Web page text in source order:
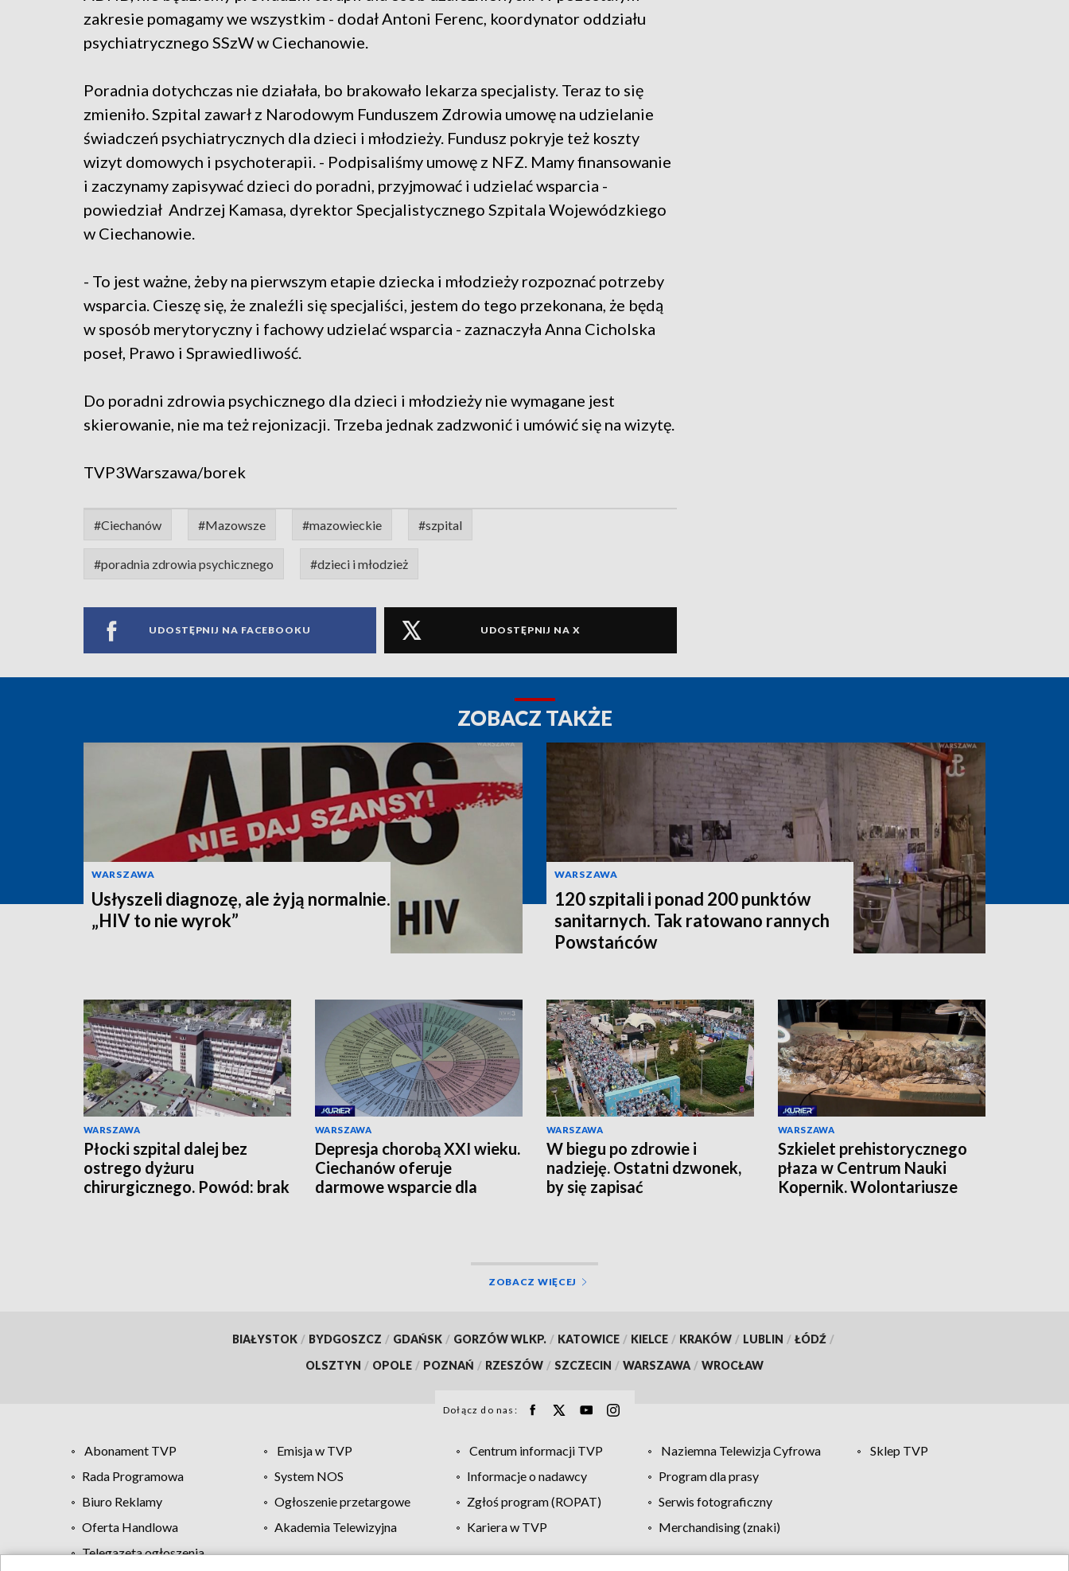
zakresie pomagamy we wszystkim - dodał Antoni Ferenc, koordynator oddziału
psychiatrycznego SSzW w Ciechanowie.
Poradnia dotychczas nie działała, bo brakowało lekarza specjalisty. Teraz to się
zmieniło. Szpital zawarł z Narodowym Funduszem Zdrowia umowę na udzielanie
świadczeń psychiatrycznych dla dzieci i młodzieży. Fundusz pokryje też koszty
wizyt domowych i psychoterapii. - Podpisaliśmy umowę z NFZ. Mamy finansowanie
i zaczynamy zapisywać dzieci do poradni, przyjmować i udzielać wsparcia -
powiedział Andrzej Kamasa, dyrektor Specjalistycznego Szpitala Wojewódzkiego
w Ciechanowie.
- To jest ważne, żeby na pierwszym etapie dziecka i młodzieży rozpoznać potrzeby
wsparcia. Cieszę się, że znaleźli się specjaliści, jestem do tego przekonana, że będą
w sposób merytoryczny i fachowy udzielać wsparcia - zaznaczyła Anna Cicholska
poseł, Prawo i Sprawiedliwość.
Do poradni zdrowia psychicznego dla dzieci i młodzieży nie wymagane jest
skierowanie, nie ma też rejonizacji. Trzeba jednak zadzwonić i umówić się na wizytę.
TVP3Warszawa/borek
#Ciechanów #Mazowsze #mazowieckie #szpital
#poradnia zdrowia psychicznego #dzieci i młodzież
UDOSTĘPNIJ NA FACEBOOKU UDOSTĘPNIJ NA X
ZOBACZ TAKŻE
WARSZAWA
Usłyszeli diagnozę, ale żyją normalnie.
„HIV to nie wyrok”
WARSZAWA
120 szpitali i ponad 200 punktów
sanitarnych. Tak ratowano rannych
Powstańców
WARSZAWA
Płocki szpital dalej bez
ostrego dyżuru
chirurgicznego. Powód: brak
WARSZAWA
Depresja chorobą XXI wieku.
Ciechanów oferuje
darmowe wsparcie dla
WARSZAWA
W biegu po zdrowie i
nadzieję. Ostatni dzwonek,
by się zapisać
WARSZAWA
Szkielet prehistorycznego
płaza w Centrum Nauki
Kopernik. Wolontariusze
ZOBACZ WIĘCEJ
BIAŁYSTOK / BYDGOSZCZ / GDAŃSK / GORZÓW WLKP. / KATOWICE / KIELCE / KRAKÓW / LUBLIN / ŁÓDŹ /
OLSZTYN / OPOLE / POZNAŃ / RZESZÓW / SZCZECIN / WARSZAWA / WROCŁAW
Dołącz do nas:
Abonament TVP Emisja w TVP Centrum informacji TVP Naziemna Telewizja Cyfrowa
Sklep TVP
Rada Programowa
System NOS Informacje o nadawcy
Program dla prasy
Biuro Reklamy
Ogłoszenie przetargowe Zgłoś program (ROPAT)
Serwis fotograficzny
Oferta Handlowa
Akademia Telewizyjna Kariera w TVP
Merchandising (znaki)
Telegazeta ogłoszenia